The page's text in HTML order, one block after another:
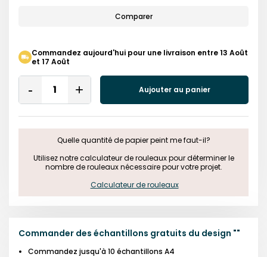
Comparer
Commandez aujourd'hui pour une livraison entre 13 Août
et 17 Août
Quantity
Remove
One
Add
One
Aujouter au panier
Quelle quantité de papier peint me faut-il?
Utilisez notre calculateur de rouleaux pour déterminer le
nombre de rouleaux nécessaire pour votre projet.
Calculateur de rouleaux
Commander des échantillons gratuits du design ""
Commandez jusqu'à 10 échantillons A4